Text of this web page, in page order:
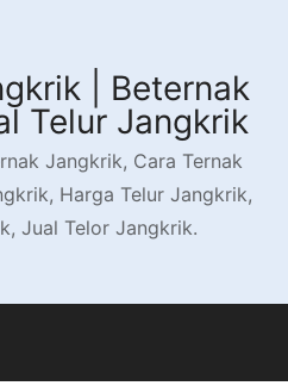
| Beternak
Telur Jangkrik
Jangkrik, Cara Ternak
Harga Telur Jangkrik,
Jual Telor Jangkrik.